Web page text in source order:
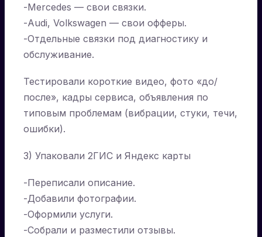
-Mercedes — свои связки.
-Audi, Volkswagen — свои офферы.
-Отдельные связки под диагностику и
обслуживание.
Тестировали короткие видео, фото «до/
после», кадры сервиса, объявления по
типовым проблемам (вибрации, стуки, течи,
ошибки).
3) Упаковали 2ГИС и Яндекс карты
-Переписали описание.
-Добавили фотографии.
-Оформили услуги.
-Собрали и разместили отзывы.